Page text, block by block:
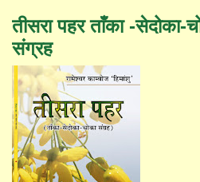
तीसरा पहर ताँका -सेदोका-
संग्रह